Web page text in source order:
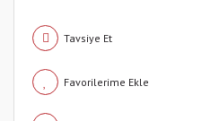
Tavsiye Et